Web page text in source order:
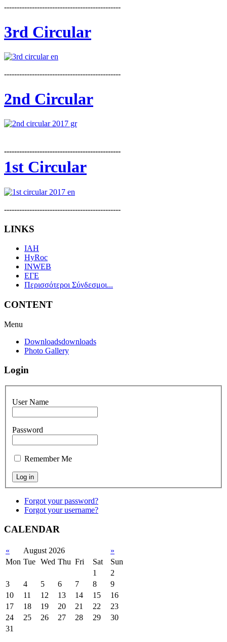
----------------------------------------------
3rd Circular
----------------------------------------------
2nd Circular
----------------------------------------------
1st Circular
----------------------------------------------
LINKS
IAH
HyRoc
INWEB
ΕΓΕ
Περισσότεροι Σύνδεσμοι...
CONTENT
Menu
Downloadsdownloads
Photo Gallery
Login
User Name
Password
Remember Me
Forgot your password?
Forgot your username?
CALENDAR
« August 2026
»
Mon Tue Wed Thu Fri Sat
Sun
1
2
3
4 5 6 7 8
9
10
11 12 13 14 15
16
17
18 19 20 21 22
23
24
25 26 27 28 29
30
31